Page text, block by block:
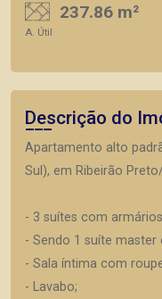
237.86 m²
A. Útil
Descrição do
Apartamento alto
Sul), em Ribeirão
- 3 suítes com
- Sendo 1 suíte master
- Sala íntima com
- Lavabo;